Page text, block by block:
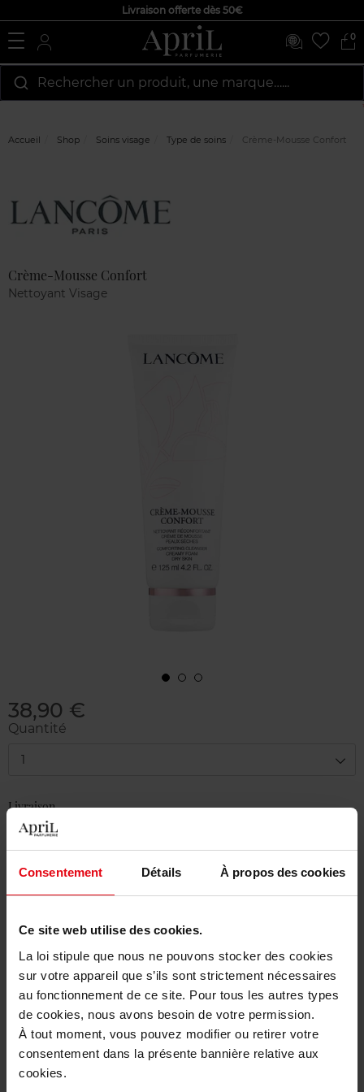
Consentement Détails À propos des cookies
Ce site web utilise des cookies.
La loi stipule que nous ne pouvons stocker des cookies
sur votre appareil que s’ils sont strictement nécessaires
au fonctionnement de ce site. Pour tous les autres types
de cookies, nous avons besoin de votre permission.
À tout moment, vous pouvez modifier ou retirer votre
consentement dans la présente bannière relative aux
cookies.
Livraison offerte dès 50€
0
Rechercher un produit, une marque…...
Accueil Shop Soins visage Type de soins Crème-Mousse Confort
Crème-Mousse Confort
Nettoyant Visage
38,90 €
Quantité
1
Livraison
En stock
Retour gratuit dans votre magasin
Description